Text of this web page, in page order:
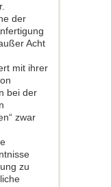
der
Acht
mit ihrer
bei der
zwar
zu